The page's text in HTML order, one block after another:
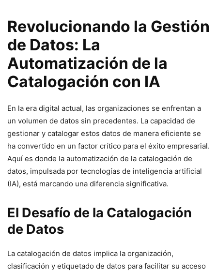
Revolucionando la Gestión
de Datos: La
Automatización de la
Catalogación con IA
En la era digital actual, las organizaciones se enfrentan a
un volumen de datos sin precedentes. La capacidad de
gestionar y catalogar estos datos de manera eficiente se
ha convertido en un factor crítico para el éxito empresarial.
Aquí es donde la automatización de la catalogación de
datos, impulsada por tecnologías de inteligencia artificial
(IA), está marcando una diferencia significativa.
El Desafío de la Catalogación
de Datos
La catalogación de datos implica la organización,
clasificación y etiquetado de datos para facilitar su acceso